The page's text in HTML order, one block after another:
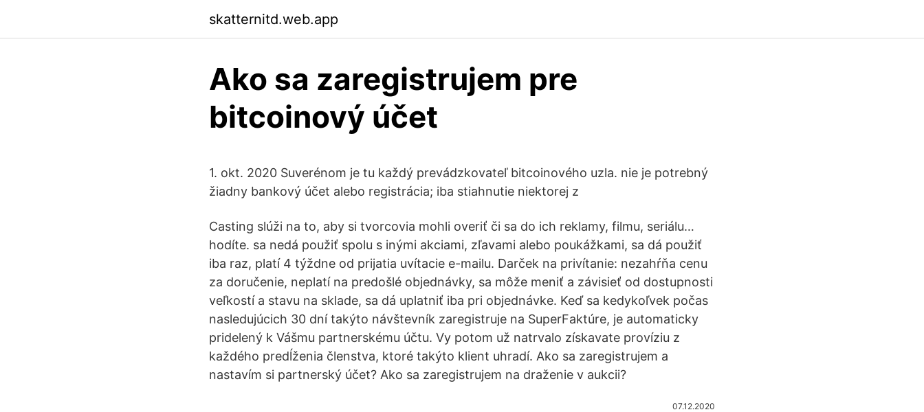
skatternitd.web.app
Ako sa zaregistrujem pre
bitcoinový účet
1. okt. 2020 Suverénom je tu každý prevádzkovateľ bitcoinového uzla. nie je potrebný
žiadny bankový účet alebo registrácia; iba stiahnutie niektorej z
Casting slúži na to, aby si tvorcovia mohli overiť či sa do ich reklamy, filmu, seriálu…
hodíte. sa nedá použiť spolu s inými akciami, zľavami alebo poukážkami, sa dá použiť
iba raz, platí 4 týždne od prijatia uvítacie e-mailu. Darček na privítanie: nezahŕňa cenu
za doručenie, neplatí na predošlé objednávky, sa môže meniť a závisieť od dostupnosti
veľkostí a stavu na sklade, sa dá uplatniť iba pri objednávke. Keď sa kedykoľvek počas
nasledujúcich 30 dní takýto návštevník zaregistruje na SuperFaktúre, je automaticky
pridelený k Vášmu partnerskému účtu. Vy potom už natrvalo získavate províziu z
každého predĺženia členstva, ktoré takýto klient uhradí. Ako sa zaregistrujem a
nastavím si partnerský účet? Ako sa zaregistrujem na draženie v aukcii?
07.12.2020